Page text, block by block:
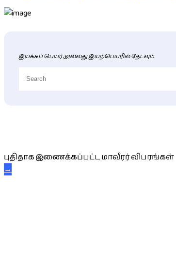
இயக்கப் பெயர் அல்லது இயற்பெயரில் தேடவும்
புதிதாக இணைக்கப்பட்ட மாவீரர் விபரங்கள்
→